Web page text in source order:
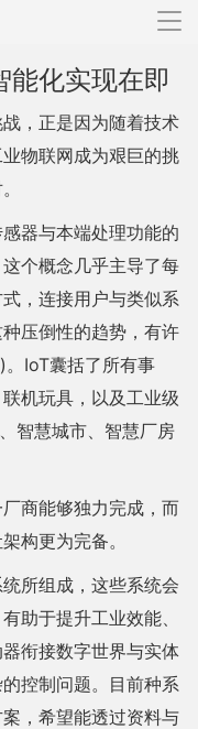
导
能化实现在即
，正是因为随着技术
物联网成为艰巨的挑
器与本端处理功能的
个概念几乎主导了每
，连接用户与类似系
压倒性的趋势，有许
IoT囊括了所有事
机玩具，以及工业级
智慧城市、智慧厂房
商能够独力完成，而
构更为完备。
所组成，这些系统会
助于提升工业效能、
衔接数字世界与实体
控制问题。目前种系
，希望能透过资料与